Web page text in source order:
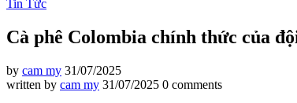
Tin Tức
Cà phê Colombia chính thức của
by cam my 31/07/2025
written by cam my 31/07/2025 0 comments